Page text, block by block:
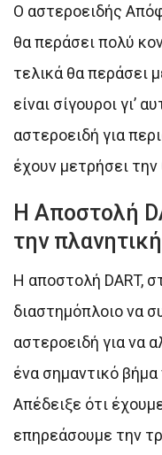
Ο αστεροειδής
θα περάσει πολύ
τελικά θα περάσει
είναι σίγουροι γι’
αστεροειδή για
έχουν μετρήσει
Η Αποστολή
την
Η αποστολή DART,
διαστημόπλοιο να
αστεροειδή για να
ένα σημαντικό
Απέδειξε ότι
επηρεάσουμε την